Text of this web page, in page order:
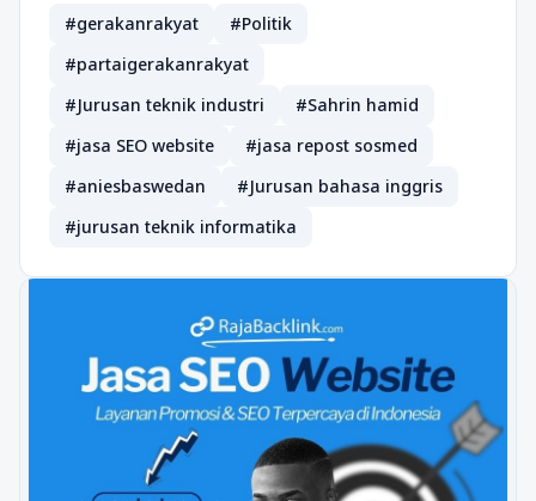
#gerakanrakyat
#Politik
#partaigerakanrakyat
#Jurusan teknik industri
#Sahrin hamid
#jasa SEO website
#jasa repost sosmed
#aniesbaswedan
#Jurusan bahasa inggris
#jurusan teknik informatika